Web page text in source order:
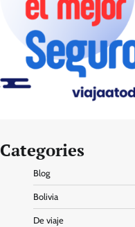
Categories
Blog
Bolivia
De viaje